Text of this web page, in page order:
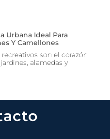
Urbana Ideal Para
Y Camellones
recreativos son el corazón
alamedas y